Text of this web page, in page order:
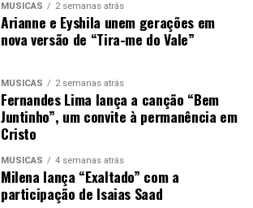
MÚSICAS 2 semanas atrás
Arianne e Eyshila unem gerações em
nova versão de “Tira-me do Vale”
MÚSICAS 2 semanas atrás
Fernandes Lima lança a canção “Bem
Juntinho”, um convite à permanência em
Cristo
MÚSICAS 4 semanas atrás
Milena lança “Exaltado” com a
participação de Isaias Saad